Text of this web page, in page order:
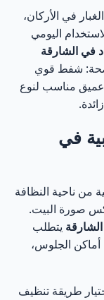
في الأركان،
اليومي
في الشارقة
شفط قوي
عميق مناسب لنوع
في
من ناحية النظافة
صورة البيت.
يتطلب
أماكن الجلوس،
طريقة تنظيف